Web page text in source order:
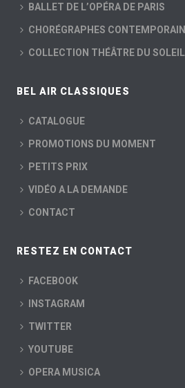
BALLET DE L’OPÉRA DE PARIS
CHORÉGRAPHES
COLLECTION THÉÂTRE DU SOLEIL
BEL AIR CLASSIQUES
CATALOGUE
PROMOTIONS DU MOMENT
PETITS PRIX
VIDÉO A LA DEMANDE
CONTACT
RESTEZ EN CONTACT
FACEBOOK
INSTAGRAM
TWITTER
YOUTUBE
OPERA MUSICA